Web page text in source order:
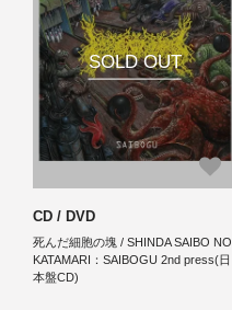
SOLD OUT
CD / DVD
死んだ細胞の塊 / SHINDA SAIBO NO
KATAMARI：SAIBOGU 2nd press(日
本盤CD)